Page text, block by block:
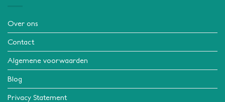
Over ons
Contact
Algemene voorwaarden
Blog
Privacy Statement